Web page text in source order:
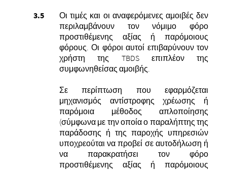
Οι τιμές και οι αναφερόμενες αμοιβές δεν
περιλαμβάνουν τον νόμιμο φόρο
προστιθέμενης αξίας ή παρόμοιους
φόρους. Οι φόροι αυτοί επιβαρύνουν τον
χρήστη της TBDS επιπλέον της
συμφωνηθείσας αμοιβής.
Σε περίπτωση που εφαρμόζεται
μηχανισμός αντίστροφης χρέωσης ή
παρόμοια μέθοδος απλοποίησης
(σύμφωνα με την οποία ο παραλήπτης της
παράδοσης ή της παροχής υπηρεσιών
υποχρεούται να προβεί σε αυτοδήλωση ή
να παρακρατήσει τον φόρο
προστιθέμενης αξίας ή παρόμοιους